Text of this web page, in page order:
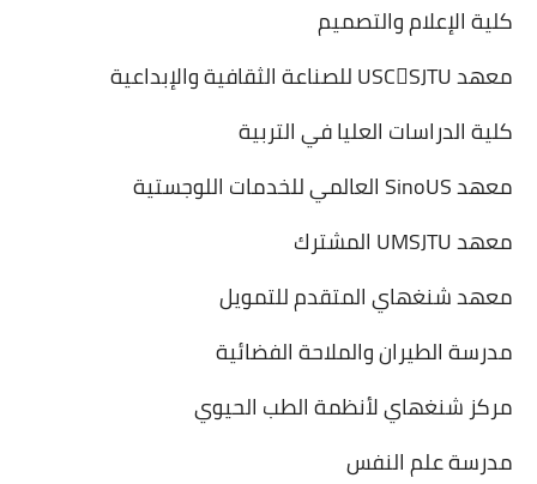
كلية الإعلام والتصميم
معهد
USCSJTU
للصناعة الثقافية والإبداعية
كلية الدراسات العليا في التربية
معهدSinoUS العالمي للخدمات اللوجستية
معهدUMSJTU المشترك
معهد شنغهاي المتقدم للتمويل
مدرسة الطيران والملاحة الفضائية
مركز شنغهاي لأنظمة الطب الحيوي
مدرسة علم النفس